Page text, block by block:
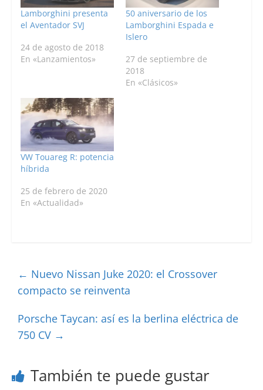
Lamborghini presenta
el Aventador SVJ
24 de agosto de 2018
En «Lanzamientos»
50 aniversario de los
Lamborghini Espada e
Islero
27 de septiembre de
2018
En «Clásicos»
VW Touareg R: potencia
híbrida
25 de febrero de 2020
En «Actualidad»
← Nuevo Nissan Juke 2020: el Crossover
compacto se reinventa
Porsche Taycan: así es la berlina eléctrica de
750 CV →
También te puede gustar